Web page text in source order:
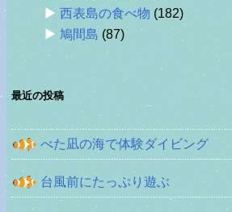
西表島の食べ物 (182)
鳩間島 (87)
最近の投稿
べた凪の海で体験ダイビング
台風前にたっぷり遊ぶ